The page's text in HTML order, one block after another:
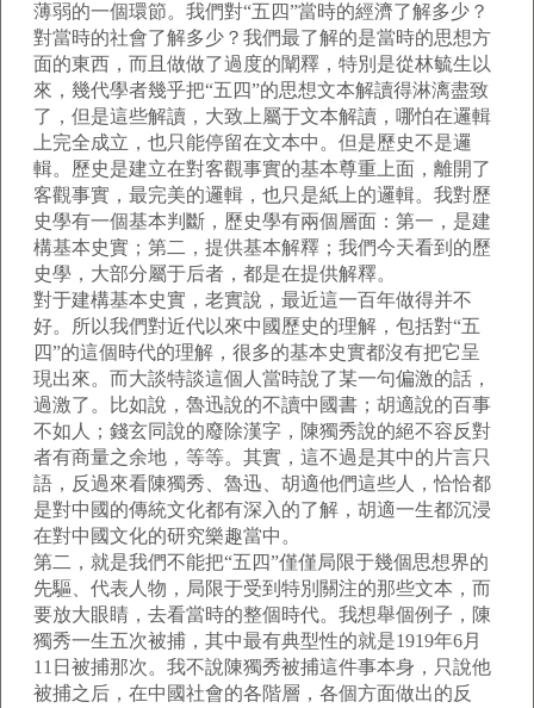
薄弱的一個環節。我們對“五四”當時的經濟了解多少？
對當時的社會了解多少？我們最了解的是當時的思想方
面的東西，而且做做了過度的闡釋，特別是從林毓生以
來，幾代學者幾乎把“五四”的思想文本解讀得淋漓盡致
了，但是這些解讀，大致上屬于文本解讀，哪怕在邏輯
上完全成立，也只能停留在文本中。但是歷史不是邏
輯。歷史是建立在對客觀事實的基本尊重上面，離開了
客觀事實，最完美的邏輯，也只是紙上的邏輯。我對歷
史學有一個基本判斷，歷史學有兩個層面：第一，是建
構基本史實；第二，提供基本解釋；我們今天看到的歷
史學，大部分屬于后者，都是在提供解釋。
對于建構基本史實，老實說，最近這一百年做得并不
好。所以我們對近代以來中國歷史的理解，包括對“五
四”的這個時代的理解，很多的基本史實都沒有把它呈
現出來。而大談特談這個人當時說了某一句偏激的話，
過激了。比如說，魯迅說的不讀中國書；胡適說的百事
不如人；錢玄同說的廢除漢字，陳獨秀說的絕不容反對
者有商量之余地，等等。其實，這不過是其中的片言只
語，反過來看陳獨秀、魯迅、胡適他們這些人，恰恰都
是對中國的傳統文化都有深入的了解，胡適一生都沉浸
在對中國文化的研究樂趣當中。
第二，就是我們不能把“五四”僅僅局限于幾個思想界的
先驅、代表人物，局限于受到特別關注的那些文本，而
要放大眼睛，去看當時的整個時代。我想舉個例子，陳
獨秀一生五次被捕，其中最有典型性的就是1919年6月
11日被捕那次。我不說陳獨秀被捕這件事本身，只說他
被捕之后，在中國社會的各階層，各個方面做出的反